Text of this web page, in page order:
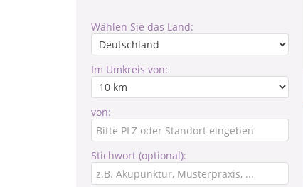
Wählen Sie das Land:
Im Umkreis von:
von:
Stichwort (optional):